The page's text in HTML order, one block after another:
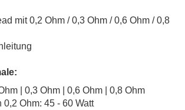
mit 0,2 Ohm / 0,3 Ohm / 0,6 Ohm / 0,8
| 0,3 Ohm | 0,6 Ohm | 0,8 Ohm
0,2 Ohm: 45 - 60 Watt